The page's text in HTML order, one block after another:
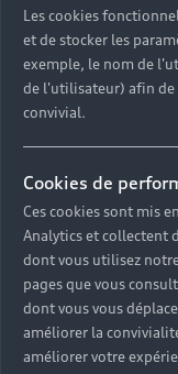
Les cookies
et de stocker les
exemple, le nom de
de l'utilisateur) afin
convivial.
Cookies de
Ces cookies sont mis
Analytics et collectent
dont vous utilisez
pages que vous
dont vous vous
améliorer la
améliorer votre
Demander un essai
Informations et
Accessibilité -
Trouver mon
Compacte
Berline
Avant
SUV électrique
SUV hybride
SUV
Réservation et
Financer mon Audi
Garanties Audi
Espace Client
Heycar
Voiture hybride
Voiture
SUV société
Achat véhicule de
Avantages voiture
Flotte automobile
TVS
Entretenir et
Offres Après-Vente
Espace personnel
Audi connect
Informations client
Functions on
Univers Audi
Notre vision
Audi Sport
Nos technologies
myAudi experience
Audi Shop :
© 2026 Audi
Mentions légales
Gérer vos cookies
Système de
Fiche produit
Devis & RDV